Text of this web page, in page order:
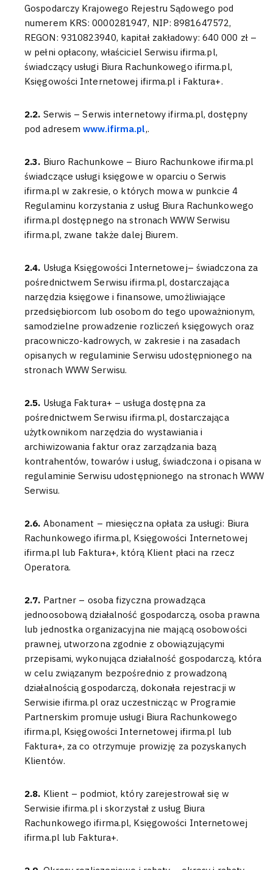
Gospodarczy Krajowego Rejestru Sądowego pod
numerem KRS: 0000281947, NIP: 8981647572,
REGON: 9310823940, kapitał zakładowy: 640 000 zł –
w pełni opłacony, właściciel Serwisu ifirma.pl,
świadczący usługi Biura Rachunkowego ifirma.pl,
Księgowości Internetowej ifirma.pl i Faktura+.
2.2. Serwis – Serwis internetowy ifirma.pl, dostępny
pod adresemwww.ifirma.pl,.
2.3. Biuro Rachunkowe – Biuro Rachunkowe ifirma.pl
świadczące usługi księgowe w oparciu o Serwis
ifirma.pl w zakresie, o których mowa w punkcie 4
Regulaminu korzystania z usług Biura Rachunkowego
ifirma.pl dostępnego na stronach WWW Serwisu
ifirma.pl, zwane także dalej Biurem.
2.4. Usługa Księgowości Internetowej– świadczona za
pośrednictwem Serwisu ifirma.pl, dostarczająca
narzędzia księgowe i finansowe, umożliwiające
przedsiębiorcom lub osobom do tego upoważnionym,
samodzielne prowadzenie rozliczeń księgowych oraz
pracowniczo-kadrowych, w zakresie i na zasadach
opisanych w regulaminie Serwisu udostępnionego na
stronach WWW Serwisu.
2.5. Usługa Faktura+ – usługa dostępna za
pośrednictwem Serwisu ifirma.pl, dostarczająca
użytkownikom narzędzia do wystawiania i
archiwizowania faktur oraz zarządzania bazą
kontrahentów, towarów i usług, świadczona i opisana w
regulaminie Serwisu udostępnionego na stronach WWW
Serwisu.
2.6. Abonament – miesięczna opłata za usługi: Biura
Rachunkowego ifirma.pl, Księgowości Internetowej
ifirma.pl lub Faktura+, którą Klient płaci na rzecz
Operatora.
2.7. Partner – osoba fizyczna prowadząca
jednoosobową działalność gospodarczą, osoba prawna
lub jednostka organizacyjna nie mającą osobowości
prawnej, utworzona zgodnie z obowiązującymi
przepisami, wykonująca działalność gospodarczą, która
w celu związanym bezpośrednio z prowadzoną
działalnością gospodarczą, dokonała rejestracji w
Serwisie ifirma.pl oraz uczestnicząc w Programie
Partnerskim promuje usługi Biura Rachunkowego
ifirma.pl, Księgowości Internetowej ifirma.pl lub
Faktura+, za co otrzymuje prowizję za pozyskanych
Klientów.
2.8. Klient – podmiot, który zarejestrował się w
Serwisie ifirma.pl i skorzystał z usług Biura
Rachunkowego ifirma.pl, Księgowości Internetowej
ifirma.pl lub Faktura+.